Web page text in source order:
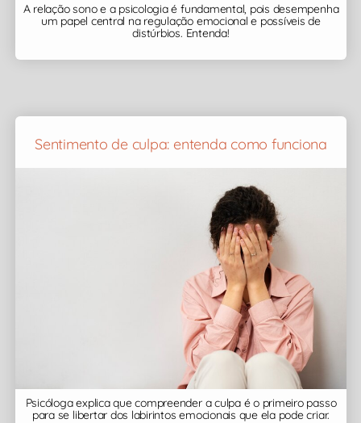
A relação sono e a psicologia é fundamental, pois desempenha
um papel central na regulação emocional e possíveis de
distúrbios. Entenda!
Sentimento de culpa: entenda como funciona
Psicóloga explica que compreender a culpa é o primeiro passo
para se libertar dos labirintos emocionais que ela pode criar.